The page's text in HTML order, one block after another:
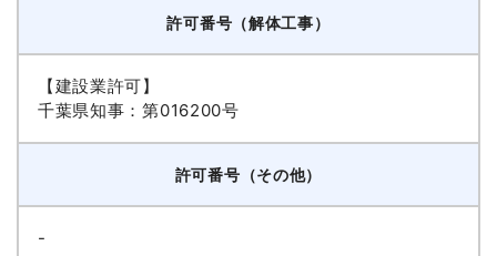
許可番号（解体工事）
【建設業許可】
千葉県知事：第016200号
許可番号（その他）
-